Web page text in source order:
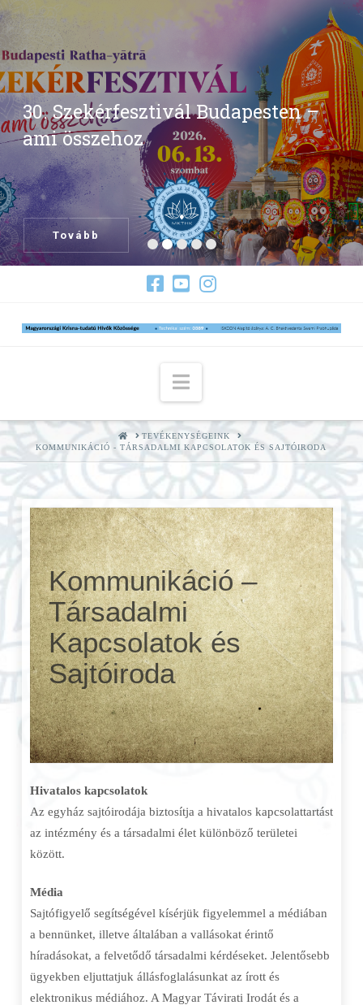
30. Szekérfesztivál Budapesten –
ami összehoz
Tovább
Navigation
HOMETEVÉKENYSÉGEINK
KOMMUNIKÁCIÓ - TÁRSADALMI KAPCSOLATOK ÉS SAJTÓIRODA
Kommunikáció –
Társadalmi
Kapcsolatok és
Sajtóiroda
Hivatalos kapcsolatok
Az egyház sajtóirodája biztosítja a hivatalos kapcsolattartást
az intézmény és a társadalmi élet különböző területei
között.
Média
Sajtófigyelő segítségével kísérjük figyelemmel a médiában
a bennünket, illetve általában a vallásokat érintő
híradásokat, a felvetődő társadalmi kérdéseket. Jelentősebb
ügyekben eljuttatjuk állásfoglalásunkat az írott és
elektronikus médiához. A Magyar Távirati Irodát és a